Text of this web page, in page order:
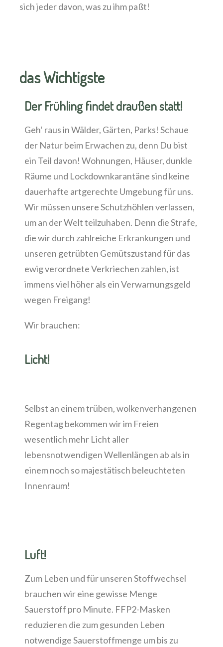
sich jeder davon, was zu ihm paßt!
das Wichtigste
Der Frühling findet draußen statt!
Geh‘ raus in Wälder, Gärten, Parks! Schaue
der Natur beim Erwachen zu, denn Du bist
ein Teil davon! Wohnungen, Häuser, dunkle
Räume und Lockdownkarantäne sind keine
dauerhafte artgerechte Umgebung für uns.
Wir müssen unsere Schutzhöhlen verlassen,
um an der Welt teilzuhaben. Denn die Strafe,
die wir durch zahlreiche Erkrankungen und
unseren getrübten Gemütszustand für das
ewig verordnete Verkriechen zahlen, ist
immens viel höher als ein Verwarnungsgeld
wegen Freigang!
Wir brauchen:
Licht!
Selbst an einem trüben, wolkenverhangenen
Regentag bekommen wir im Freien
wesentlich mehr Licht aller
lebensnotwendigen Wellenlängen ab als in
einem noch so majestätisch beleuchteten
Innenraum!
Luft!
Zum Leben und für unseren Stoffwechsel
brauchen wir eine gewisse Menge
Sauerstoff pro Minute. FFP2-Masken
reduzieren die zum gesunden Leben
notwendige Sauerstoffmenge um bis zu